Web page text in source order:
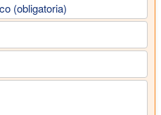
(obligatoria)